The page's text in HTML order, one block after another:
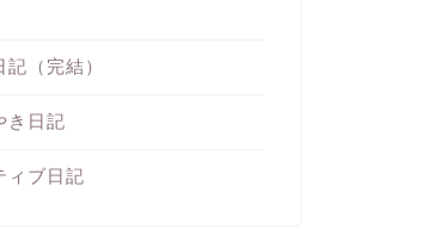
記（完結）
き日記
ィブ日記